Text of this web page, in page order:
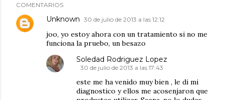
COMENTARIOS
Unknown 30 de julio de 2013 a las 12:12
joo, yo estoy ahora con un tratamiento si no me
funciona la pruebo, un besazo
Soledad Rodriguez Lopez
30 de julio de 2013 a las 17:43
este me ha venido muy bien , le di mi
diagnostico y ellos me acosenjaron que